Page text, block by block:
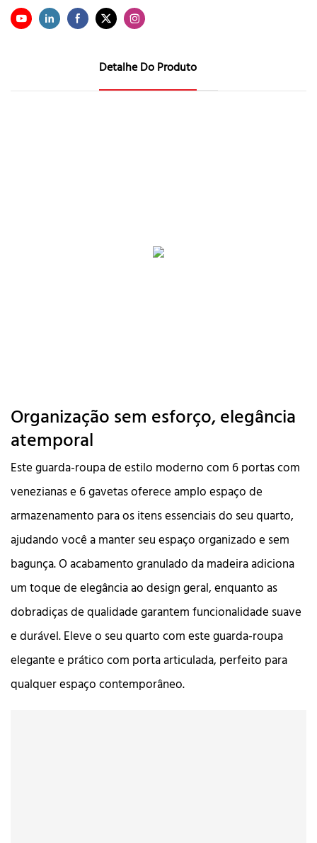
Detalhe Do Produto
Organização sem esforço, elegância
atemporal
Este guarda-roupa de estilo moderno com 6 portas com
venezianas e 6 gavetas oferece amplo espaço de
armazenamento para os itens essenciais do seu quarto,
ajudando você a manter seu espaço organizado e sem
bagunça. O acabamento granulado da madeira adiciona
um toque de elegância ao design geral, enquanto as
dobradiças de qualidade garantem funcionalidade suave
e durável. Eleve o seu quarto com este guarda-roupa
elegante e prático com porta articulada, perfeito para
qualquer espaço contemporâneo.